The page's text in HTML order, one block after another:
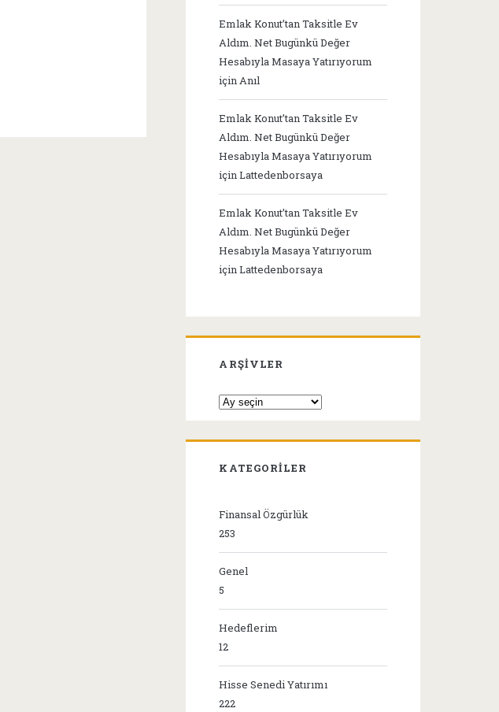
Emlak Konut’tan Taksitle Ev
Aldım. Net Bugünkü Değer
Hesabıyla Masaya Yatırıyorum
içinAnıl
Emlak Konut’tan Taksitle Ev
Aldım. Net Bugünkü Değer
Hesabıyla Masaya Yatırıyorum
içinLattedenborsaya
Emlak Konut’tan Taksitle Ev
Aldım. Net Bugünkü Değer
Hesabıyla Masaya Yatırıyorum
içinLattedenborsaya
ARŞIVLER
Arşivler
KATEGORILER
Finansal Özgürlük
253
Genel
5
Hedeflerim
12
Hisse Senedi Yatırımı
222